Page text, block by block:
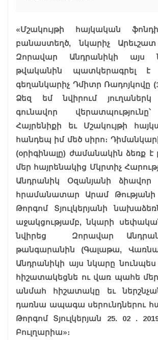
«Մշակույթի հայկական
բանաստեղծ, նկարիչ
Զորավար Անդրանիկի այս
թվականին պատկերագրել է
գեղանկարիչ Դմիտր Ռադոյկովը
Ձեզ եմ նվիրում յուղաներկ
գունավոր
Հայրենիքի եւ Մշակույթի
հանդեպ իմ մեծ սիրո։
(օրիգինալը) ժամանակին ձեռք է
մեր հայրենակից Մկրտիչ
Անդրանիկ Օզանյանի ձիավոր
հրամանատար Արամ Թությանի
Թորգոմ Տյուլկերյանի
աջակցությամբ, նկարի
նվիրեց Զորավար
թանգարանին (Գալաթա,
Անդրանիկի այս նկարը
հիշատակեցնե ու վառ պահե
անմահ հիշատակը եւ
դառնա ապագա սերունդներու
Թորգոմ Տյուլկերյան 25. 02 .
Բուլղարիա»։